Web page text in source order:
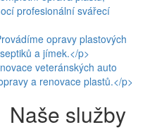
Naše služby